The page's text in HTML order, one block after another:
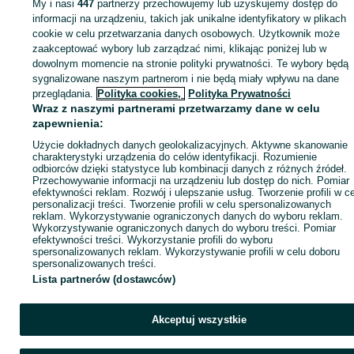
Zaloguj się lub załóż konto na OLX, aby skontaktować się z
sprzedającym
Zaloguj się / Załóż konto
Zadzwoń / SMS
My i nasi447 partnerzy przechowujemy lub uzyskujemy dostęp do
informacji na urządzeniu, takich jak unikalne identyfikatory w plikach
cookie w celu przetwarzania danych osobowych. Użytkownik może
zaakceptować wybory lub zarządzać nimi, klikając poniżej lub w
dowolnym momencie na stronie polityki prywatności. Te wybory będą
sygnalizowane naszym partnerom i nie będą miały wpływu na dane
przeglądania. Polityka cookies, Polityka Prywatności
Wraz z naszymi partnerami przetwarzamy dane w celu
zapewnienia:
Użycie dokładnych danych geolokalizacyjnych. Aktywne skanowanie
charakterystyki urządzenia do celów identyfikacji. Rozumienie
odbiorców dzięki statystyce lub kombinacji danych z różnych źródeł.
Przechowywanie informacji na urządzeniu lub dostęp do nich. Pomiar
efektywności reklam. Rozwój i ulepszanie usług. Tworzenie profili w
personalizacji treści. Tworzenie profili w celu spersonalizowanych
reklam. Wykorzystywanie ograniczonych danych do wyboru reklam.
Wykorzystywanie ograniczonych danych do wyboru treści. Pomiar
efektywności treści. Wykorzystanie profili do wyboru
spersonalizowanych reklam. Wykorzystywanie profili w celu doboru
spersonalizowanych treści.
Lista partnerów (dostawców)
Akceptuj wszystkie